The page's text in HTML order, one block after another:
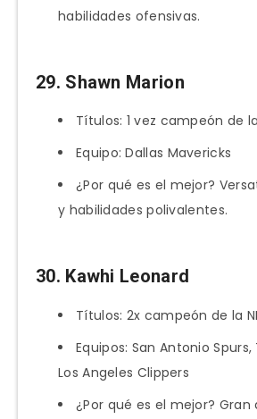
habilidades ofensivas.
29. Shawn Marion
Títulos: 1 vez campeón de
Equipo: Dallas Mavericks
¿Por qué es el mejor?
y habilidades polivalentes.
30. Kawhi Leonard
Títulos: 2x campeón de la
Equipos: San Antonio
Los Angeles Clippers
¿Por qué es el mejor?